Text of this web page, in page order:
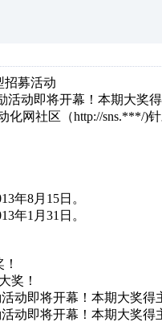
招募活动
动即将开幕！本期大奖
化网社区（http://sns.***/
年8月15日。
年1月31日。
奖！
动即将开幕！本期大奖
动即将开幕！本期大奖